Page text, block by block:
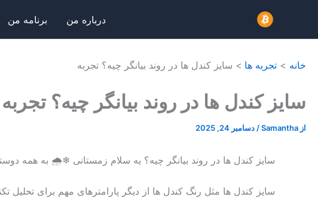
محتوا
درباره من برنامه من
خانه تجربه ها سایز کندل ها در روند بیانگر چیه؟ تجربه
سایز کندل ها در روند بیانگر چیه؟ تجربه
از Samantha
/ دسامبر 24, 2025
سایز کندل ها در روند بیانگر چیه؟ یه سلام زمستانی ❄🌧 به همه
سایز کندل ها مثل رنگ کندل ها از دیگر پارامترهای مهم برای تحلیل